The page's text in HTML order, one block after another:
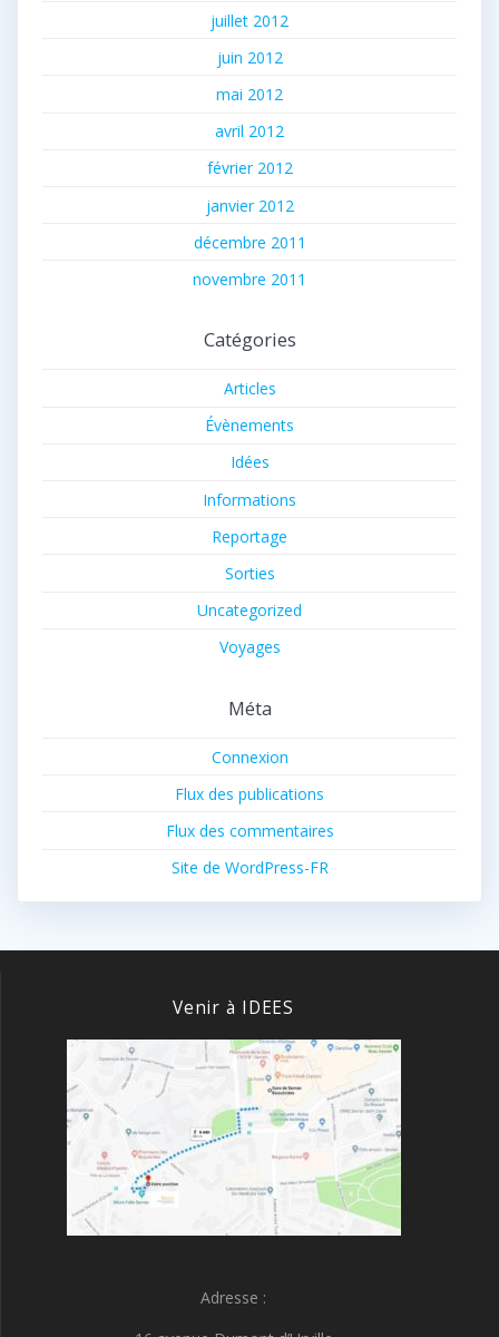
juillet 2012
juin 2012
mai 2012
avril 2012
février 2012
janvier 2012
décembre 2011
novembre 2011
Catégories
Articles
Évènements
Idées
Informations
Reportage
Sorties
Uncategorized
Voyages
Méta
Connexion
Flux des publications
Flux des commentaires
Site de WordPress-FR
Venir à IDEES
Adresse :